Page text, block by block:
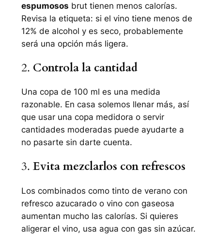
espumosos brut tienen menos calorías.
Revisa la etiqueta: si el vino tiene menos de
12% de alcohol y es seco, probablemente
será una opción más ligera.
2. Controla la cantidad
Una copa de 100 ml es una medida
razonable. En casa solemos llenar más, así
que usar una copa medidora o servir
cantidades moderadas puede ayudarte a
no pasarte sin darte cuenta.
3.Evita mezclarlos con refrescos
Los combinados como tinto de verano con
refresco azucarado o vino con gaseosa
aumentan mucho las calorías. Si quieres
aligerar el vino, usa agua con gas sin azúcar.